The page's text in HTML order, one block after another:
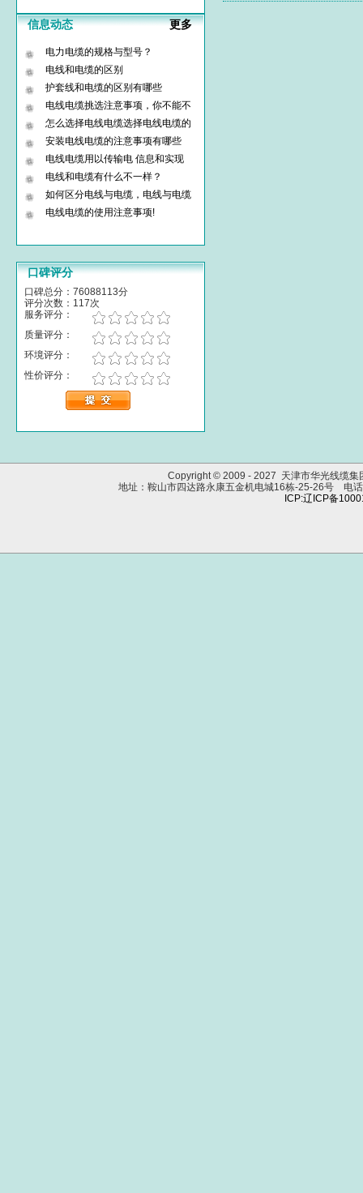
更多
信息动态
电力电缆的规格与型号？
电线和电缆的区别
护套线和电缆的区别有哪些
电线电缆挑选注意事项，你不能不
怎么选择电线电缆选择电线电缆的
安装电线电缆的注意事项有哪些
电线电缆用以传输电 信息和实现
电线和电缆有什么不一样？
如何区分电线与电缆，电线与电缆
电线电缆的使用注意事项!
口碑评分
口碑总分：76088113分
评分次数：117次
服务评分：
质量评分：
环境评分：
性价评分：
Copyright © 2009 - 2027 天津市华光线缆
地址：鞍山市四达路永康五金机电城16栋-25-26号
ICP:辽ICP备